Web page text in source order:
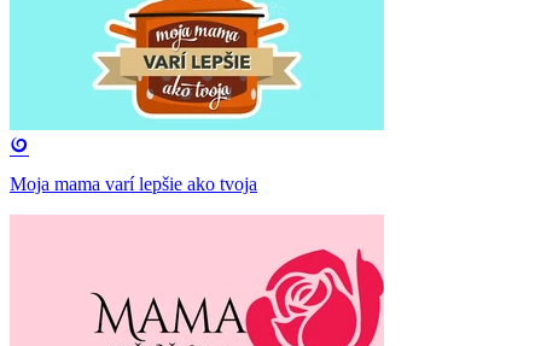
Moja mama varí lepšie ako tvoja